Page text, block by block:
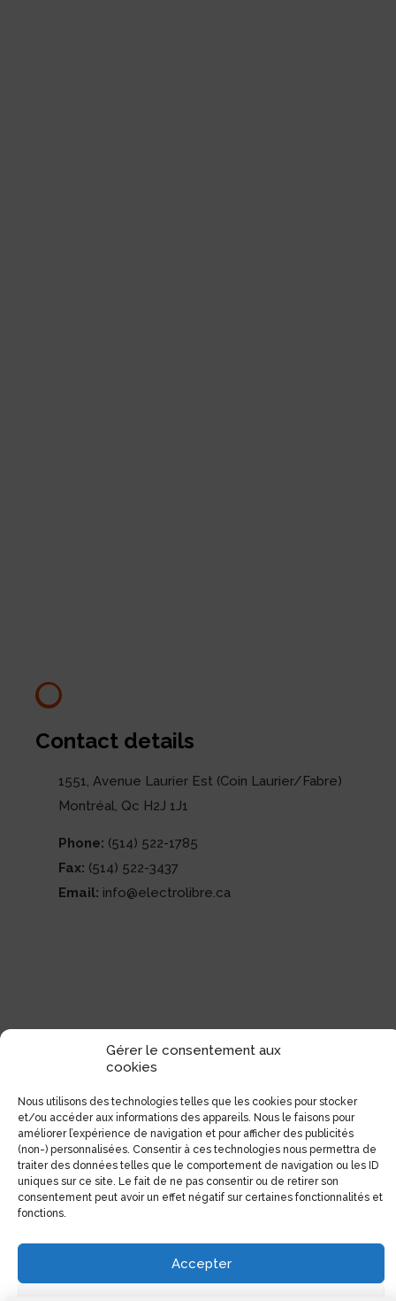
Gérer le consentement aux
cookies
Nous utilisons des technologies telles que les cookies pour stocker
et/ou accéder aux informations des appareils. Nous le faisons pour
améliorer l’expérience de navigation et pour afficher des publicités
(non-) personnalisées. Consentir à ces technologies nous permettra de
traiter des données telles que le comportement de navigation ou les ID
uniques sur ce site. Le fait de ne pas consentir ou de retirer son
consentement peut avoir un effet négatif sur certaines fonctionnalités et
fonctions.
Accepter
Contact details
1551, Avenue Laurier Est (Coin Laurier/Fabre)
Montréal, Qc H2J 1J1
Phone: (514) 522-1785
Fax: (514) 522-3437
Email: info@electrolibre.ca